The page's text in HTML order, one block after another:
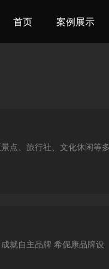
首页 案例展示
点、旅行社、文化休闲等
就自主品牌 希伲康品牌设